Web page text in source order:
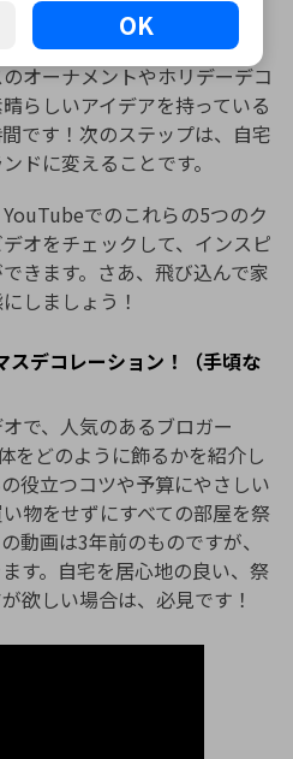
ションビデオ
オーナメントやホリデーデコ
らしいアイデアを持っている
です！次のステップは、自宅
ドに変えることです。
でのこれらの5つのク
オをチェックして、インスピ
きます。さあ、飛び込んで家
しましょう！
デコレーション！（手頃な
で、人気のあるブロガー
をどのように飾るかを紹介し
役立つコツや予算にやさしい
物をせずにすべての部屋を祭
動画は3年前のものですが、
す。自宅を居心地の良い、祭
欲しい場合は、必見です！
OK